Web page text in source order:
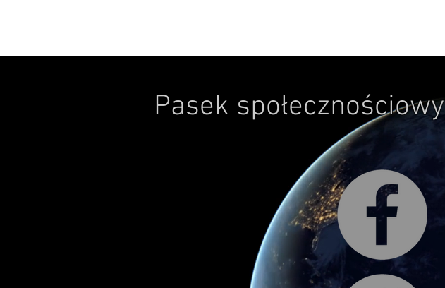
Pasek społecznościowy